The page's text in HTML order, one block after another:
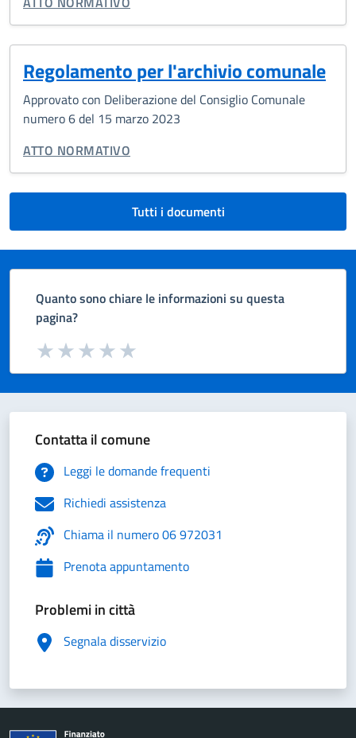
Regolamento per l'archivio comunale
Approvato con Deliberazione del Consiglio Comunale
numero 6 del 15 marzo 2023
TIPO DI DOCUMENTO:
ATTO NORMATIVO
Tutti i documenti
Quanto sono chiare le informazioni su questa
pagina?
Valuta da 1 a 5 stelle la pagina
Valuta 5 stelle su 5
Valuta 4 stelle su 5
Valuta 3 stelle su 5
Valuta 2 stelle su 5
Valuta 1 stelle su 5
Contatta il comune
Leggi le domande frequenti
Richiedi assistenza
Chiama il numero 06 972031
Prenota appuntamento
Problemi in città
Segnala disservizio